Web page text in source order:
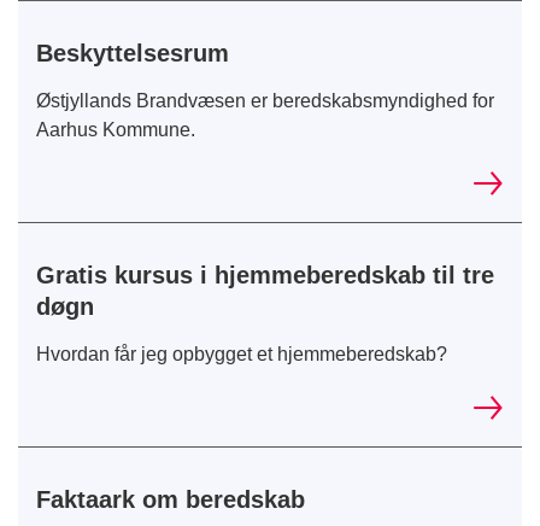
Beskyttelsesrum
Østjyllands Brandvæsen er beredskabsmyndighed for
Aarhus Kommune.
Gratis kursus i hjemmeberedskab til tre
døgn
Hvordan får jeg opbygget et hjemmeberedskab?
Faktaark om beredskab